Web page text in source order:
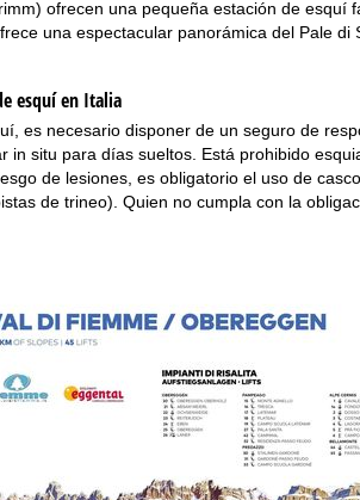
ofrecen una pequeña estación de
una espectacular panorámica del Pale
esquí en Italia
es necesario disponer de un seguro de
in situ para días sueltos. Está prohibido
de lesiones, es obligatorio el uso de
de trineo). Quien no cumpla con la